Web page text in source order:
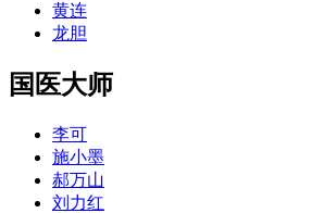
黄连
龙胆
国医大师
李可
施小墨
郝万山
刘力红